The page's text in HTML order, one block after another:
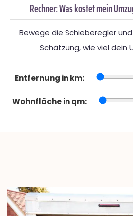
Rechner: Was kostet mein
Bewege die Schieberegler
Schätzung, wie viel dein
Entfernung in km:
Wohnfläche in qm: